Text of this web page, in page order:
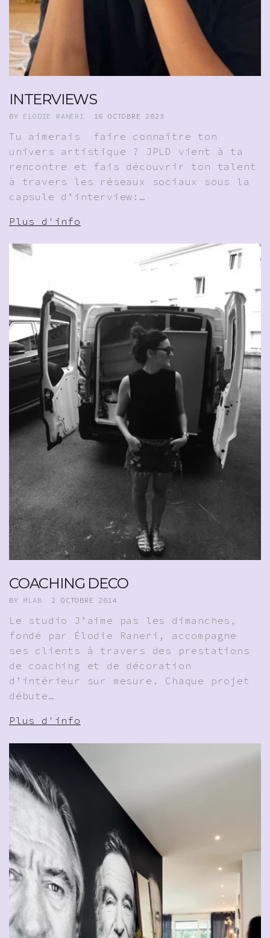
INTERVIEWS
BY ELODIE RANERI 16 OCTOBRE 2023
Tu aimerais faire connaître ton
univers artistique ? JPLD vient à ta
rencontre et fais découvrir ton talent
à travers les réseaux sociaux sous la
capsule d’interview:…
Plus d'info
COACHING DECO
BY MLAB 2 OCTOBRE 2014
Le studio J’aime pas les dimanches,
fondé par Élodie Raneri, accompagne
ses clients à travers des prestations
de coaching et de décoration
d’intérieur sur mesure. Chaque projet
débute…
Plus d'info